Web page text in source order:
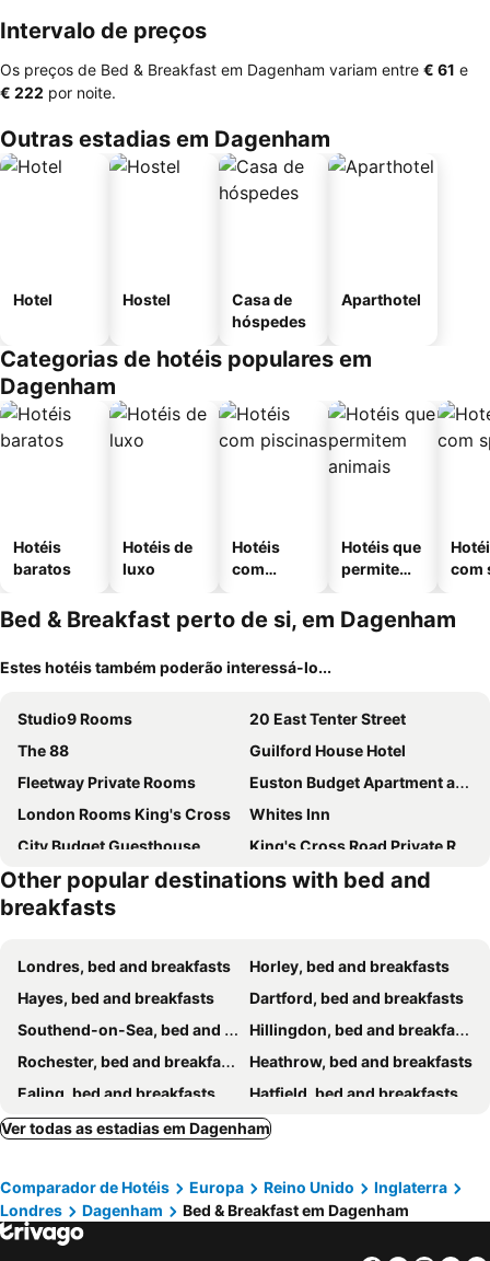
Intervalo de preços
Os preços de Bed & Breakfast em Dagenham variam entre ‎€ 61 e
‎€ 222 por noite.
Outras estadias em Dagenham
Hotel Hostel
Casa de
hóspedes
Aparthotel
Categorias de hotéis populares em
Dagenham
Hotéis
baratos
Hotéis de
luxo
Hotéis
com
Hotéis que
permitem
com
Bed & Breakfast perto de si, em Dagenham
Estes hotéis também poderão interessá-lo...
Studio9 Rooms
20 East Tenter Street
The 88
Guilford House Hotel
Fleetway Private Rooms
Euston Budget Apartment and Rooms
London Rooms King's Cross
Whites Inn
City Budget Guesthouse
King's Cross Road Private Rooms
Prince Arthur
Keysan House 5
Beautiful rooms in PRIME location!
The Royal Oak
The Ship Inn
The Griffin Belle Hotel Vauxhall
Wynfrid House
264 Pentonville Road
Harlinger Lodge
Central London rooms EC1V
The 22
Ruxley Rooms
The Hanbury Townhouse
Comfy rooms in Central London
10 Minutes to Central London Vaux
Lovely Rooms in Camden Town-Central London
Oakley Hotel
London Stays Whitechapel
Summerfield Pub & Boutique Rooms
Other popular destinations with bed and
breakfasts
Londres, bed and breakfasts
Horley, bed and breakfasts
Hayes, bed and breakfasts
Dartford, bed and breakfasts
Southend-on-Sea, bed and breakfasts
Hillingdon, bed and breakfasts
Rochester, bed and breakfasts
Heathrow, bed and breakfasts
Ealing, bed and breakfasts
Hatfield, bed and breakfasts
Tunbridge Wells, bed and breakfasts
Bishop's Stortford, bed and breakfasts
Harrow, bed and breakfasts
Kingston upon Thames, bed and breakfasts
Hounslow, bed and breakfasts
Richmond-upon-Thames, bed and breakfasts
Queenborough, bed and breakfasts
Ver todas as estadias em Dagenham
Comparador de Hotéis Europa Reino Unido
Inglaterra
Londres
Dagenham Bed & Breakfast em Dagenham